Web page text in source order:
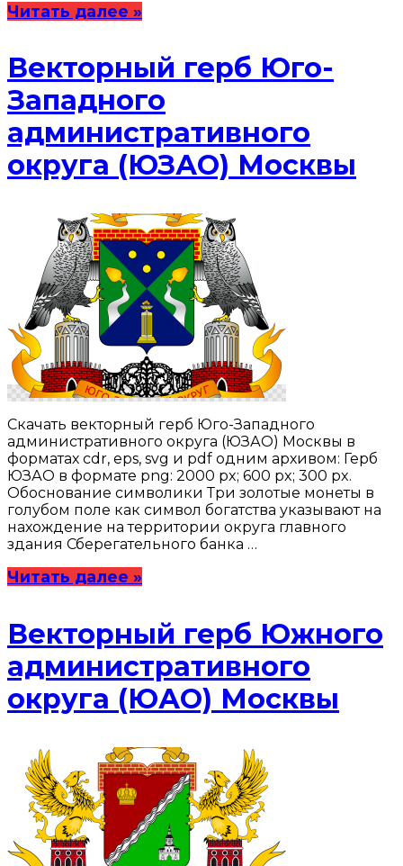
Читать далее »
Векторный герб Юго-
Западного
административного
округа (ЮЗАО) Москвы
Скачать векторный герб Юго-Западного
административного округа (ЮЗАО) Москвы в
форматах cdr, eps, svg и pdf одним архивом: Герб
ЮЗАО в формате png: 2000 px; 600 px; 300 px.
Обоснование символики Три золотые монеты в
голубом поле как символ богатства указывают на
нахождение на территории округа главного
здания Сберегательного банка …
Читать далее »
Векторный герб Южного
административного
округа (ЮАО) Москвы